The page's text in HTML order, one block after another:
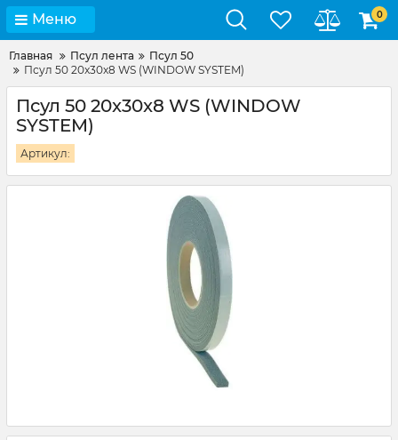
Меню 0
Главная Псул лента
Псул 50
Псул 50 20x30x8 WS (WINDOW SYSTEM)
Псул 50 20x30x8 WS (WINDOW
SYSTEM)
Артикул: